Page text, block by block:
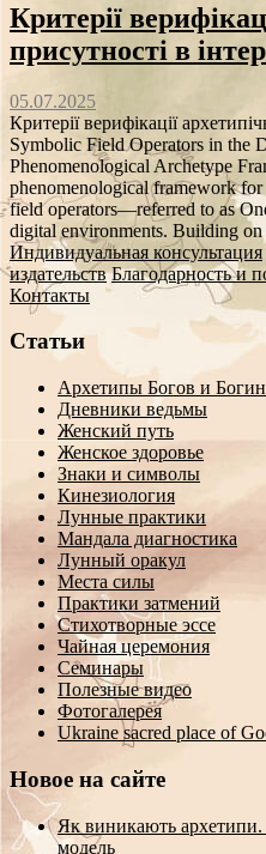
Критерії
присутності в
05.07.2025
Критерії верифікації
Symbolic Field Operators in the
Phenomenological Archetype
phenomenological framework
field operators—referred to as
digital environments. Building on
Индивидуальная консультация
издательств Благодарность и
Контакты
Статьи
Архетипы Богов и
Дневники ведьмы
Женский путь
Женское здоровье
Знаки и символы
Кинезиология
Лунные практики
Мандала диагностика
Лунный оракул
Места силы
Практики затмений
Стихотворные эссе
Чайная церемония
Семинары
Полезные видео
Фотогалерея
Ukraine sacred place of
Новое на сайте
Як виникають архетипи.
модель